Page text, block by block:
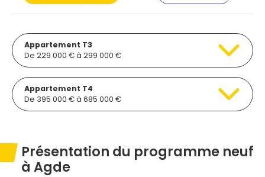
Appartement T3
De 229 000 € à 299 000 €
Appartement T4
De 395 000 € à 685 000 €
Présentation du programme neuf
à Agde